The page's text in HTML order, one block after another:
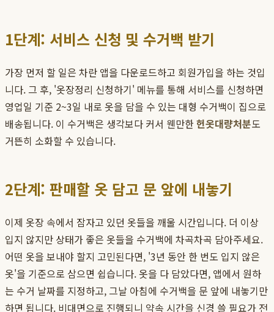
1단계: 서비스 신청 및 수거백 받기
가장 먼저 할 일은 차란 앱을 다운로드하고 회원가입을 하는 것입
니다. 그 후, '옷장정리 신청하기' 메뉴를 통해 서비스를 신청하면
영업일 기준 2~3일 내로 옷을 담을 수 있는 대형 수거백이 집으로
배송됩니다. 이 수거백은 생각보다 커서 웬만한헌옷대량처분도
거뜬히 소화할 수 있습니다.
2단계: 판매할 옷 담고 문 앞에 내놓기
이제 옷장 속에서 잠자고 있던 옷들을 깨울 시간입니다. 더 이상
입지 않지만 상태가 좋은 옷들을 수거백에 차곡차곡 담아주세요.
어떤 옷을 보내야 할지 고민된다면, '3년 동안 한 번도 입지 않은
옷'을 기준으로 삼으면 쉽습니다. 옷을 다 담았다면, 앱에서 원하
는 수거 날짜를 지정하고, 그날 아침에 수거백을 문 앞에 내놓기만
하면 됩니다. 비대면으로 진행되니 약속 시간을 신경 쓸 필요가 전